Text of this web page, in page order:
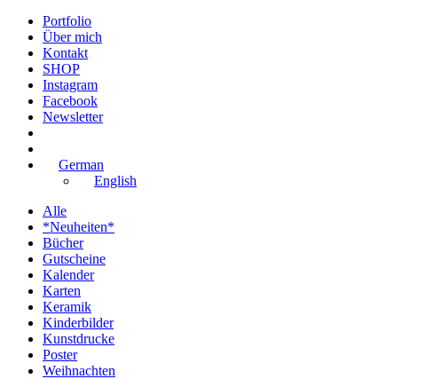
Portfolio
Über mich
Kontakt
SHOP
Instagram
Facebook
Newsletter
German
English
Alle
*Neuheiten*
Bücher
Gutscheine
Kalender
Karten
Keramik
Kinderbilder
Kunstdrucke
Poster
Weihnachten